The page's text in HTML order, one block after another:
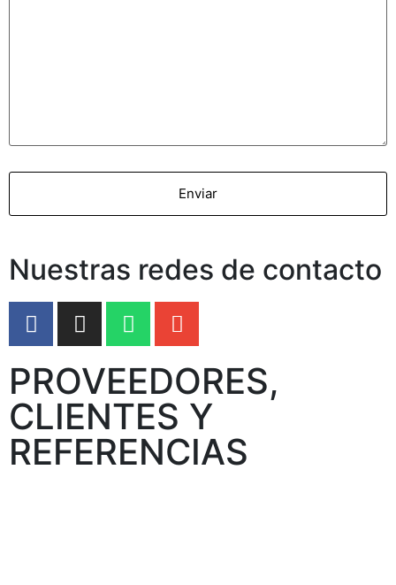
Nuestras redes de contacto
PROVEEDORES,
CLIENTES Y
REFERENCIAS